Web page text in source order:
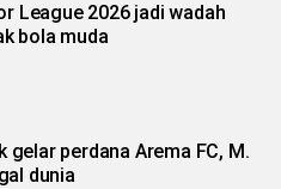
League 2026 jadi wadah
bola muda
gelar perdana Arema FC, M.
dunia